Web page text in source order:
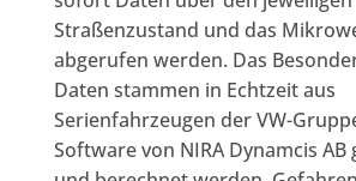
Straßenzustand und das
abgerufen werden. Das
Daten stammen in Echtzeit aus
Serienfahrzeugen der VW-
Software von NIRA Dynamcis AB